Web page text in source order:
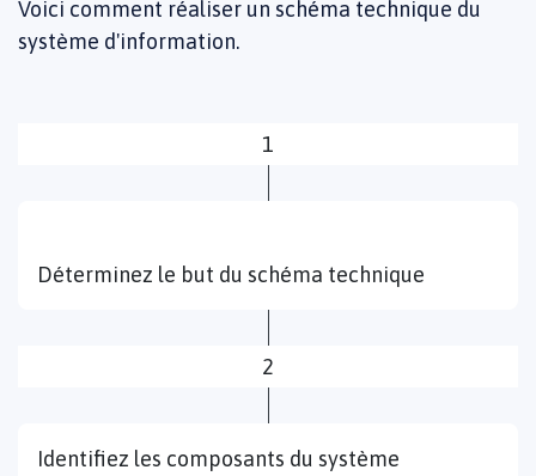
Voici comment réaliser un schéma technique du
système d'information.
1
Déterminez le but du schéma technique
2
Identifiez les composants du système